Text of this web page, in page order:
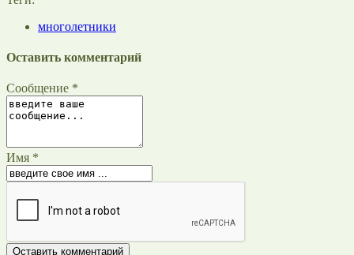
многолетники
Оставить комментарий
Сообщение *
Имя *